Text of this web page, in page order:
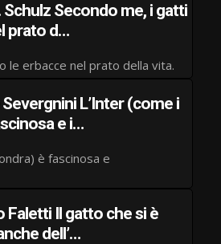
Schulz Secondo me, i gatti
prato d…
Secondo me, i gatti sono le erbacce nel prato della vita.
L’Inter (come i
e i…
Faletti Il gatto che si è
dell’…